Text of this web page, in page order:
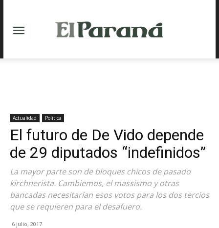
Actualidad Politica
El futuro de De Vido depende
de 29 diputados “indefinidos”
La mayor parte son de bloques chicos de pasado
kirchnerista. Cambiemos, el massismo y otras
bancadas necesitarían esos votos para los dos tercios
que se requieren para el desafuero.
6 julio, 2017